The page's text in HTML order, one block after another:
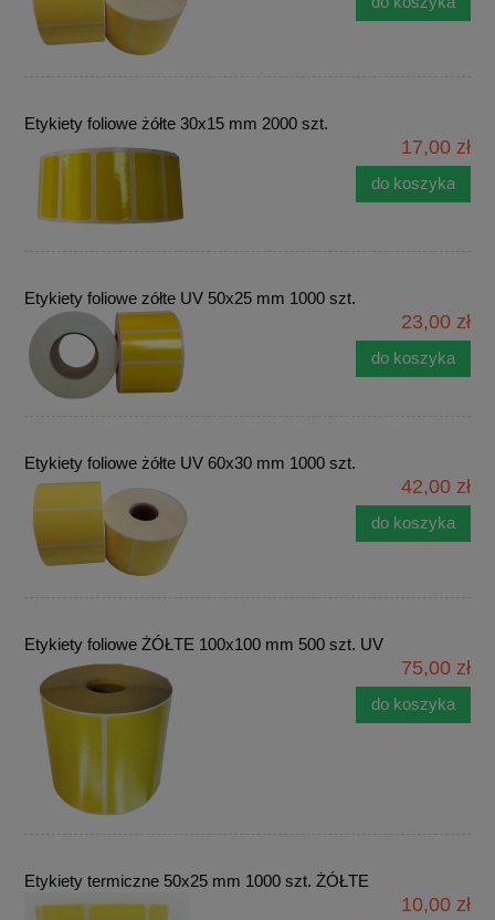
Etykiety foliowe żółte 30x15 mm 2000 szt.
17,00 zł
do koszyka
Etykiety foliowe zółte UV 50x25 mm 1000 szt.
23,00 zł
do koszyka
Etykiety foliowe żółte UV 60x30 mm 1000 szt.
42,00 zł
do koszyka
Etykiety foliowe ŻÓŁTE 100x100 mm 500 szt. UV
75,00 zł
do koszyka
Etykiety termiczne 50x25 mm 1000 szt. ŻÓŁTE
10,00 zł